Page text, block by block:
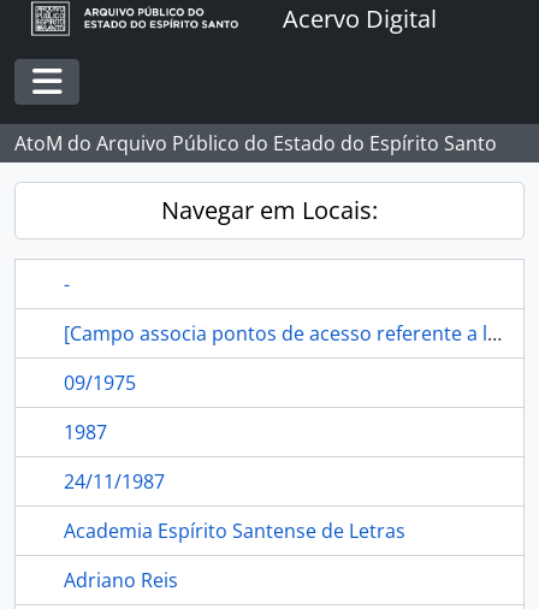
Acervo Digital
Toggle navigation
AtoM do Arquivo Público do Estado do Espírito Santo
Navegar em Locais:
-
[Campo associa pontos de acesso referente a localidade ao Registro de Autoridade]
09/1975
1987
24/11/1987
Academia Espírito Santense de Letras
Adriano Reis